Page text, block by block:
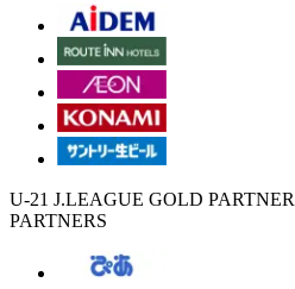
U-21 J.LEAGUE GOLD
PARTNERS